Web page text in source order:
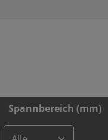
Spannbereich (mm)